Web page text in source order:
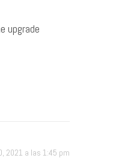
upgrade
2021 a las 1:45 pm